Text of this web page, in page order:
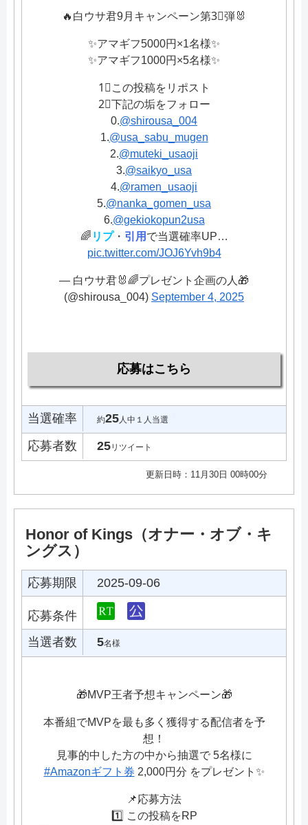
🔥白ウサ君9月キャンペーン第3⃣弾🐰
✨アマギフ5000円×1名様✨
✨アマギフ1000円×5名様✨
1⃣この投稿をリポスト
2⃣下記の垢をフォロー
0.@shirousa_004
1.@usa_sabu_mugen
2.@muteki_usaoji
3.@saikyo_usa
4.@ramen_usaoji
5.@nanka_gomen_usa
6.@gekiokopun2usa
🌈 リプ・ 引用 で当選確率UP…
pic.twitter.com/JOJ6Yvh9b4
— 白ウサ君🐰🌈プレゼント企画の人🎁
(@shirousa_004) September 4, 2025
応募はこちら
当選確率 約25 人中１人当選
応募者数 25リツイート
更新日時：11月30日 00時00分
Honor of Kings（オナー・オブ・キ
ングス）
応募期限 2025-09-06
応募条件
当選者数
5名様
🎁MVP王者予想キャンペーン🎁
本番組でMVPを最も多く獲得する配信者を予
想！
見事的中した方の中から抽選で 5名様に
#Amazonギフト券 2,000円分 をプレゼント✨
📌応募方法
1️⃣ この投稿をRP